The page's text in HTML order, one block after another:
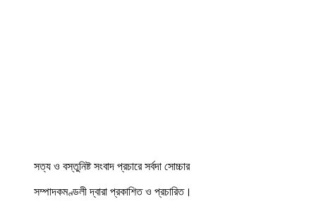
সত্য ও বস্তুনিষ্ট সংবাদ প্রচারে সর্বদা সোচ্চার
সম্পাদকমণ্ডলী দ্বারা প্রকাশিত ও প্রচারিত।